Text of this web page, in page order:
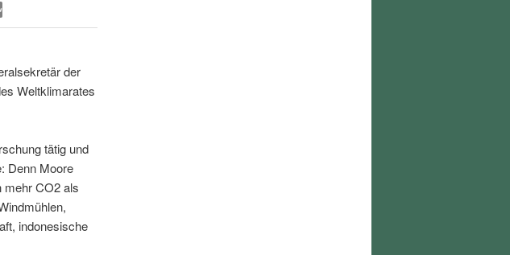
der
Weltklimarates
tätig und
Denn Moore
mehr CO2 als
indonesische